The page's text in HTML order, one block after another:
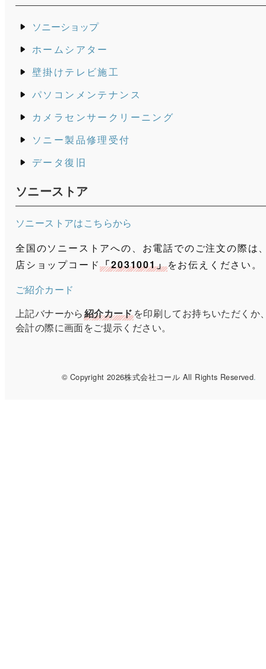
ソニーショップ
ホームシアター
壁掛けテレビ施工
パソコンメンテナンス
カメラセンサークリーニング
ソニー製品修理受付
データ復旧
ソニーストア
ソニーストアはこちらから
全国のソニーストアへの、お電話でのご注文の際は
店ショップコード「2031001」をお伝えください。
ご紹介カード
上記バナーから紹介カードを印刷してお持ちいただくか
会計の際に画面をご提示ください。
© Copyright 2026株式会社コール All Rights Reserved.